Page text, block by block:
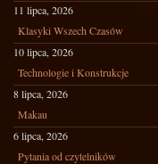
11 lipca, 2026
Klasyki Wszech Czasów
10 lipca, 2026
Technologie i Konstrukcje
8 lipca, 2026
Makau
6 lipca, 2026
Pytania od czytelników